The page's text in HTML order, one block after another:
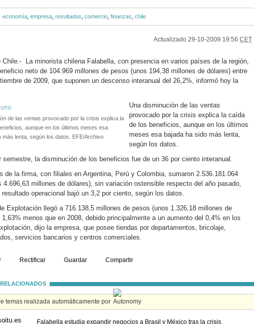
economía empresa resultados comercio finanzas chile
Actualizado 29-10-2009 19:56 CET
Chile.- La minorista chilena Falabella, con presencia en varios países de la región,
neto de 104.969 millones de pesos (unos 194,38 millones de dólares) entre
de 2009, que suponen un descenso interanual del 26,2%, informó hoy la
de las ventas provocado por la crisis explica la
aunque en los últimos meses esa
más lenta, según los datos. EFE/Archivo
Una disminución de las ventas
provocado por la crisis explica la caída
de los beneficios, aunque en los últimos
meses esa bajada ha sido más lenta,
según los datos.
semestre, la disminución de los beneficios fue de un 36 por ciento interanual.
de la firma, con filiales en Argentina, Perú y Colombia, sumaron 2.536.181.064
4.696,63 millones de dólares), sin variación ostensible respecto del año pasado,
operacional bajó un 3,2 por ciento, según los datos.
Explotación llegó a 716.138,5 millones de pesos (unos 1.326,18 millones de
1,63% menos que en 2008, debido principalmente a un aumento del 0,4% en los
dijo la empresa, que posee tiendas por departamentos, bricolaje,
servicios bancarios y centros comerciales.
Rectificar Guardar Compartir
temas realizada automáticamente por
Falabella estudia expandir negocios a Brasil y México tras la crisis